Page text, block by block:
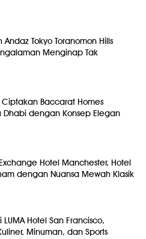
Tokyo Toranomon Hills
Menginap Tak
Ciptakan Baccarat Homes
Dhabi dengan Konsep Elegan
Hotel Manchester, Hotel
dengan Nuansa Mewah Klasik
LUMA Hotel San Francisco,
Minuman, dan Sports